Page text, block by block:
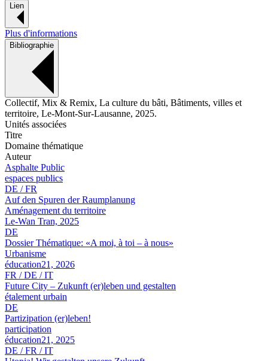
Lien
Plus d'informations
Bibliographie
Collectif, Mix & Remix, La culture du bâti, Bâtiments, villes et
territoire, Le-Mont-Sur-Lausanne, 2025.
Unités associées
Titre
Domaine thématique
Auteur
Asphalte Public
espaces publics
DE / FR
Auf den Spuren der Raumplanung
Aménagement du territoire
Le-Wan Tran, 2025
DE
Dossier Thématique: «A moi, à toi – à nous»
Urbanisme
éducation21, 2026
FR / DE / IT
Future City – Zukunft (er)leben und gestalten
étalement urbain
DE
Partizipation (er)leben!
participation
éducation21, 2025
DE / FR / IT